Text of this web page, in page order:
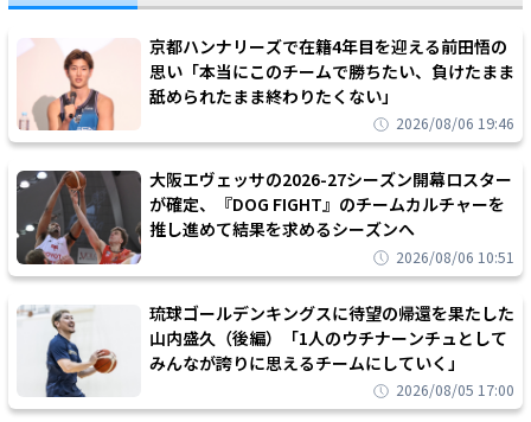
京都ハンナリーズで在籍4年目を迎える前田悟の
思い「本当にこのチームで勝ちたい、負けたまま
舐められたまま終わりたくない」
2026/08/06 19:46
大阪エヴェッサの2026-27シーズン開幕ロスター
が確定、『DOG FIGHT』のチームカルチャーを
推し進めて結果を求めるシーズンへ
2026/08/06 10:51
琉球ゴールデンキングスに待望の帰還を果たした
山内盛久（後編）「1人のウチナーンチュとして
みんなが誇りに思えるチームにしていく」
2026/08/05 17:00